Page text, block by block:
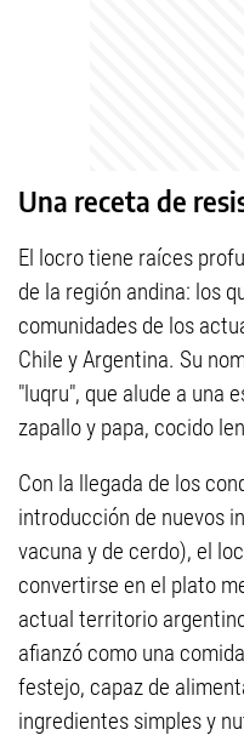
Una receta de
El locro tiene raíces
de la región andina: los
comunidades de los
Chile y Argentina. Su
"luqru", que alude a una
zapallo y papa, cocido
Con la llegada de los
introducción de nuevos
vacuna y de cerdo), el
convertirse en el plato
actual territorio
afianzó como una
festejo, capaz de
ingredientes simples y